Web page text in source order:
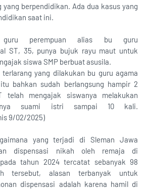
yang berpendidikan. Ada dua kasus yang
saat ini.
guru perempuan alias bu guru
ST, 35, punya bujuk rayu maut untuk
siswa SMP berbuat asusila.
terlarang yang dilakukan bu guru agama
bahkan sudah berlangsung hampir 2
mengajak siswanya melakukan
suami istri sampai 10 kali.
9/02/2025)
yang terjadi di Sleman Jawa
dispensasi nikah oleh remaja di
tahun 2024 tercatat sebanyak 98
tersebut, alasan terbanyak untuk
dispensasi adalah karena hamil di